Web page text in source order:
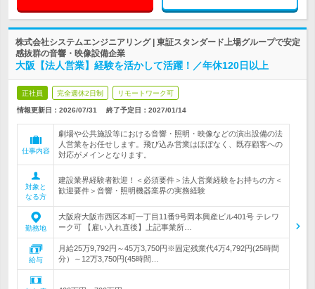
株式会社システムエンジニアリング | 東証スタンダード上場グループで安定
感抜群の音響・映像設備企業
大阪【法人営業】経験を活かして活躍！／年休120日以上
正社員 完全週休2日制 リモートワーク可
情報更新日：2026/07/31 終了予定日： 2027/01/14
仕事内容
劇場や公共施設等における音響・照明・映像などの演出設備の法
人営業をお任せします。飛び込み営業はほぼなく、既存顧客への
対応がメインとなります。
対象と
なる方
建設業界経験者歓迎！＜必須要件＞法人営業経験をお持ちの方＜
歓迎要件＞音響・照明機器業界の実務経験
勤務地
大阪府大阪市西区本町一丁目11番9号岡本興産ビル401号 テレワ
ーク可 【雇い入れ直後】上記事業所…
給与
月給25万9,792円～45万3,750円※固定残業代4万4,792円(25時間
分）～12万3,750円(45時間…